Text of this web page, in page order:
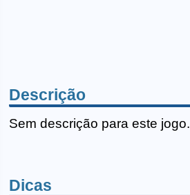
Descrição
Sem descrição para este jogo.
Dicas